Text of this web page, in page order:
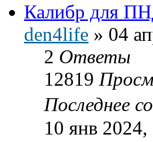
Калибр для
den4life » 04
2 Ответы
12819
Последнее
10 янв